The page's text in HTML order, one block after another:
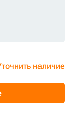
наличие